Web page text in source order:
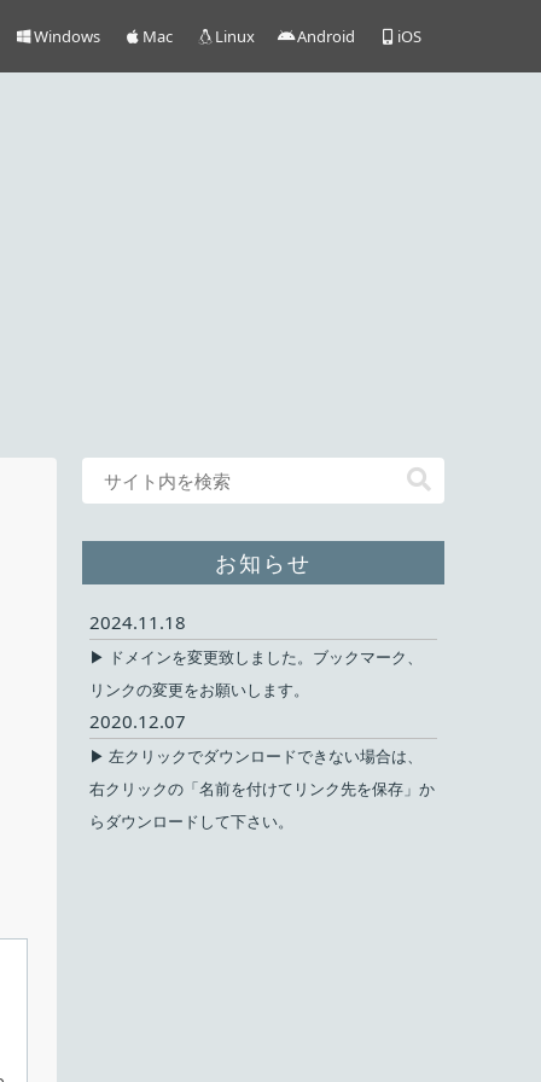
Windows Mac Linux Android iOS
お知らせ
2024.11.18
▶ ドメインを変更致しました。ブックマーク、
リンクの変更をお願いします。
2020.12.07
▶ 左クリックでダウンロードできない場合は、
右クリックの「名前を付けてリンク先を保存」か
らダウンロードして下さい。